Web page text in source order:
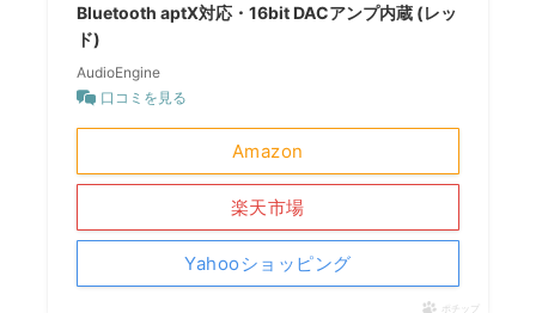
Bluetooth aptX対応・16bit DACアンプ内蔵 (レッ
ド)
AudioEngine
口コミを見る
Amazon
楽天市場
Yahooショッピング
ポチップ